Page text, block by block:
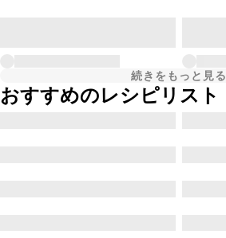
続きをもっと見る
おすすめのレシピリスト